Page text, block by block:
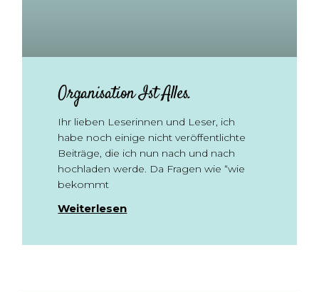
Organisation Ist Alles.
Ihr lieben Leserinnen und Leser, ich
habe noch einige nicht veröffentlichte
Beiträge, die ich nun nach und nach
hochladen werde. Da Fragen wie “wie
bekommt
Weiterlesen